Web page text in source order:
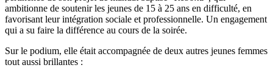
ambitionne de soutenir les jeunes de 15 à 25 ans en difficulté, en
favorisant leur intégration sociale et professionnelle. Un engagement
qui a su faire la différence au cours de la soirée.
Sur le podium, elle était accompagnée de deux autres jeunes femmes
tout aussi brillantes :